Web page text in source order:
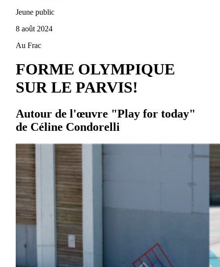
Jeune public
8 août 2024
Au Frac
FORME OLYMPIQUE
SUR LE PARVIS!
Autour de l'œuvre "Play for today"
de Céline Condorelli